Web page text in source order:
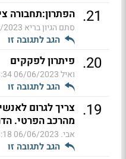
21
. הפתרון:תחבורה
סתם הגיון בריא 06:32
הגב לתגובה זו
20
. פיתרון לפקקים
ואיל06/06/2023 23:34
הגב לתגובה זו
19
. צריך לגרום
מהרכב הפרטי.
אבי. 06/06/2023 23:18
הגב לתגובה זו